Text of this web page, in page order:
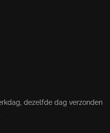
dezelfde dag verzonden